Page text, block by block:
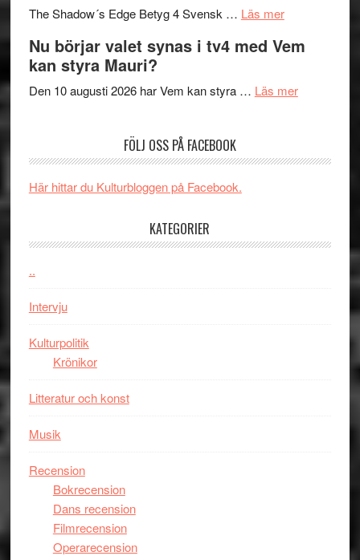
Artipelag
samtal
teater
The Shadow´s Edge Betyg 4 Svensk … Läs merom
The
´s
och
Jackie
Nu börjar valet synas i tv4 med Vem
kan styra Mauri?
Den 10 augusti 2026 har Vem kan styra … Läs merom
synas
Vem
FÖLJ OSS PÅ FACEBOOK
Här hittar du Kulturbloggen på Facebook.
KATEGORIER
..
Intervju
Kulturpolitik
Krönikor
Litteratur och konst
Musik
Recension
Bokrecension
Dans recension
Filmrecension
Operarecension